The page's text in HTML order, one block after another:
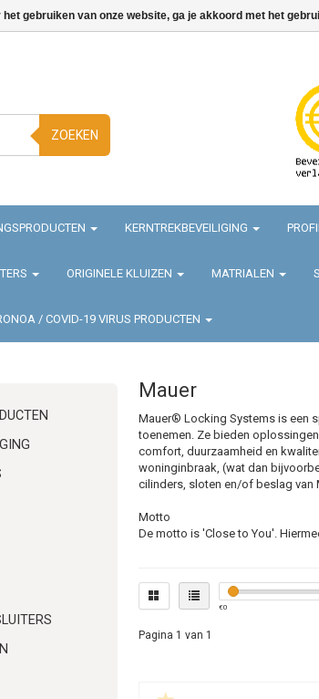
ZOEKEN
KERNTREKBEVEILIGING
ORIGINELE KLUIZEN MATRIALEN
/ COVID-19 VIRUS PRODUCTEN
Mauer
Mauer® Locking Systems is een
toenemen. Ze bieden
comfort, duurzaamheid en
woninginbraak, (wat dan
cilinders, sloten en/of beslag van
Motto
De motto is 'Close to You'.
pocketboekje als online
€0
Pagina 1 van 1
het gebruiken van onze website, ga je akkoord met het